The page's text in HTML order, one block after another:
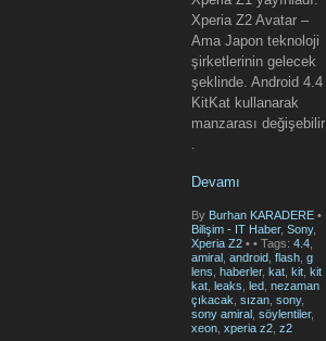
Xperia Z2 Avatar –
Ama Japon teknoloji
şirketlerinin gelecek
şeklinde. Android 4.4
KitKat kullanarak
manzarası değişebilir
.
Devamı
By Burhan KARADERE •
Bilişim - IT Haber, Sony,
Xperia Z2 • • Tags: 4.4
amiral
android flash g
lens
haberler, kat kit kit
kat
leaks led nezaman
çıkacak sızan sony,
sony amiral
söylentiler,
xeon xperia z2 z2